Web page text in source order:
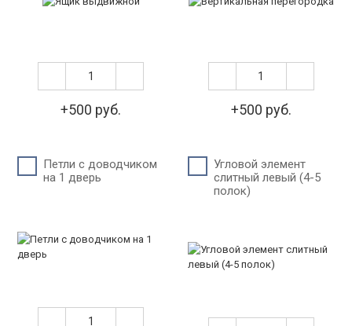
+500 руб. +500 руб.
Петли c доводчиком
на 1 дверь
Угловой элемент
слитный левый (4-5
полок)